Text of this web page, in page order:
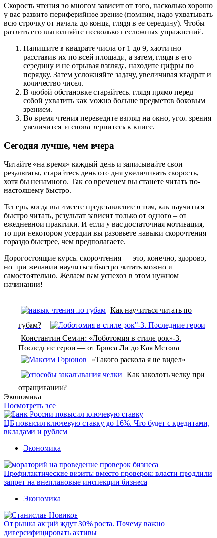
Скорость чтения во многом зависит от того, насколько хорошо
у вас развито периферийное зрение (помним, надо ухватывать
всю строчку от начала до конца, глядя в ее середину). Чтобы
развить его выполняйте несколько несложных упражнений.
Напишите в квадрате числа от 1 до 9, хаотично
расставив их по всей площади, а затем, глядя в его
середину и не отрывая взгляда, находите цифры по
порядку. Затем усложняйте задачу, увеличивая квадрат и
количество чисел.
В любой обстановке старайтесь, глядя прямо перед
собой ухватить как можно больше предметов боковым
зрением.
Во время чтения переведите взгляд на окно, угол зрения
увеличится, и снова вернитесь к книге.
Сегодня лучше, чем вчера
Читайте «на время» каждый день и записывайте свои
результаты, старайтесь день ото дня увеличивать скорость,
хотя бы ненамного. Так со временем вы станете читать по-
настоящему быстро.
Теперь, когда вы имеете представление о том, как научиться
быстро читать, результат зависит только от одного – от
ежедневной практики. И если у вас достаточная мотивация,
то при некотором усердии вы разовьете навыки скорочтения
гораздо быстрее, чем предполагаете.
Дорогостоящие курсы скорочтения — это, конечно, здорово,
но при желании научиться быстро читать можно и
самостоятельно. Желаем вам успехов в этом нужном
начинании!
Как научиться читать по
губам?
Константин Семин: «Лоботомия в стиле рок»-3.
Последние герои — от Брюса Ли до Кая Метова
«Такого раскола я не видел»
Как заколоть челку при
отращивании?
Экономика
Посмотреть все
ЦБ повысил ключевую ставку до 16%. Что будет с кредитами,
вкладами и рублем
Экономика
Профилактические визиты вместо проверок: власти продлили
запрет на внеплановые инспекции бизнеса
Экономика
От рынка акций ждут 30% роста. Почему важно
диверсифицировать активы